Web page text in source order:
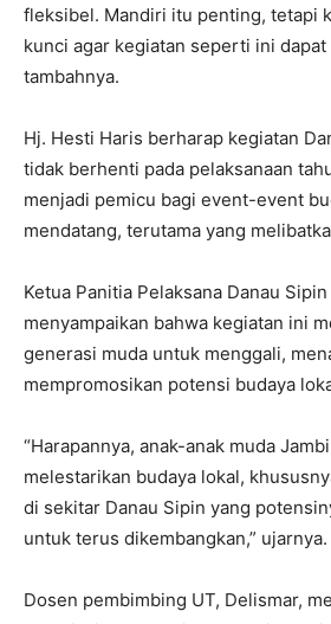
fleksibel. Mandiri itu penting, tetapi
kunci agar kegiatan seperti ini dapat
tambahnya.
Hj. Hesti Haris berharap kegiatan
tidak berhenti pada pelaksanaan
menjadi pemicu bagi event-event
mendatang, terutama yang
Ketua Panitia Pelaksana Danau
menyampaikan bahwa kegiatan ini
generasi muda untuk menggali,
mempromosikan potensi budaya
“Harapannya, anak-anak muda
melestarikan budaya lokal,
di sekitar Danau Sipin yang
untuk terus dikembangkan,” ujarnya.
Dosen pembimbing UT, Delismar,